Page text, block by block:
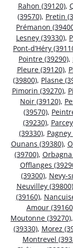
Rahon (39120),
(39570), Pretin
Prémanon
Lesney (39330),
Pont-d’Héry
Pointre (39290),
Pleure (39120),
(39800), Plasne
Pimorin (39270),
Noir (39120),
(39570),
(39230),
(39330), Pagney
Ounans (39380),
(39700), Orbagna
Offlanges
(39300), Nevy-
Neuvilley (39800)
(39160),
Amour
Moutonne (39270),
(39330), Morez
Montrevel